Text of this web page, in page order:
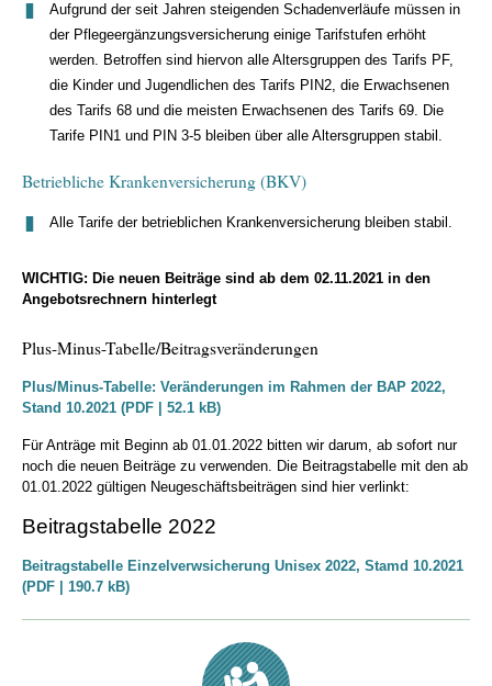
Aufgrund der seit Jahren steigenden Schadenverläufe müssen in
der Pflegeergänzungsversicherung einige Tarifstufen erhöht
werden. Betroffen sind hiervon alle Altersgruppen des Tarifs PF,
die Kinder und Jugendlichen des Tarifs PIN2, die Erwachsenen
des Tarifs 68 und die meisten Erwachsenen des Tarifs 69. Die
Tarife PIN1 und PIN 3-5 bleiben über alle Altersgruppen stabil.
Betriebliche Krankenversicherung (BKV)
Alle Tarife der betrieblichen Krankenversicherung bleiben stabil.
WICHTIG: Die neuen Beiträge sind ab dem 02.11.2021 in den
Angebotsrechnern hinterlegt
Plus-Minus-Tabelle/Beitragsveränderungen
Plus/Minus-Tabelle: Veränderungen im Rahmen der BAP 2022,
Stand 10.2021 (PDF | 52.1 kB)
Für Anträge mit Beginn ab 01.01.2022 bitten wir darum, ab sofort nur
noch die neuen Beiträge zu verwenden. Die Beitragstabelle mit den ab
01.01.2022 gültigen Neugeschäftsbeiträgen sind hier verlinkt:
Beitragstabelle 2022
Beitragstabelle Einzelverwsicherung Unisex 2022, Stamd 10.2021
(PDF | 190.7 kB)